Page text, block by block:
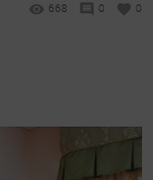
668 0 0